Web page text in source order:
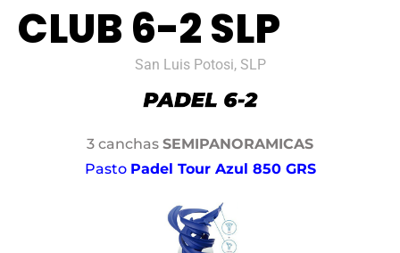
CLUB 6-2 SLP
San Luis Potosi, SLP
3 canchas SEMIPANORAMICAS
Pasto Padel Tour Azul 850 GRS